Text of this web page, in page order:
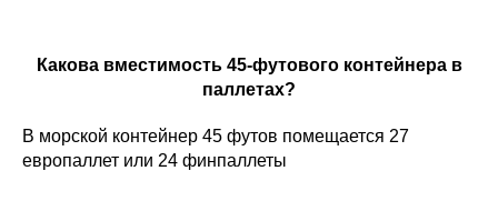
Какова вместимость 45-футового контейнера в
паллетах?
В морской контейнер 45 футов помещается 27
европаллет или 24 финпаллеты